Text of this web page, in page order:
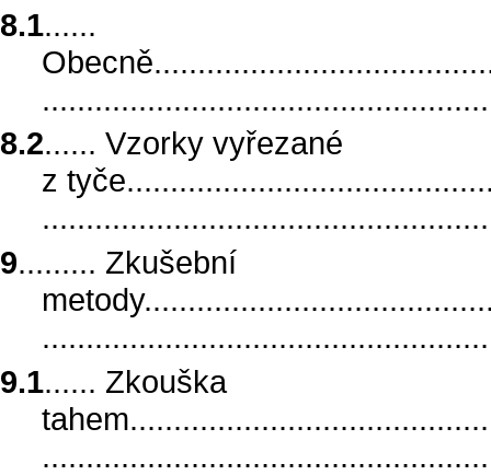
8.1......
8.2...... Vzorky vyřezané
z
9......... Zkušební
9.1...... Zkouška